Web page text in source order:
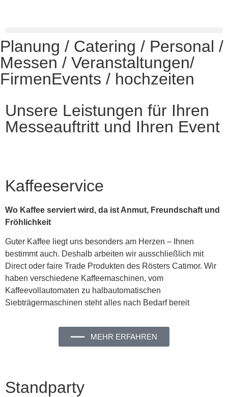
Planung / Catering / Personal /
Messen / Veranstaltungen/
FirmenEvents / hochzeiten
Unsere Leistungen für Ihren
Messeauftritt und Ihren Event
Kaffeeservice
Wo Kaffee serviert wird, da ist Anmut, Freundschaft und
Fröhlichkeit
Guter Kaffee liegt uns besonders am Herzen – Ihnen
bestimmt auch. Deshalb arbeiten wir ausschließlich mit
Direct oder faire Trade Produkten des Rösters Catimor. Wir
haben verschiedene Kaffeemaschinen, vom
Kaffeevollautomaten zu halbautomatischen
Siebträgermaschinen steht alles nach Bedarf bereit
━━━ MEHR ERFAHREN
Standparty